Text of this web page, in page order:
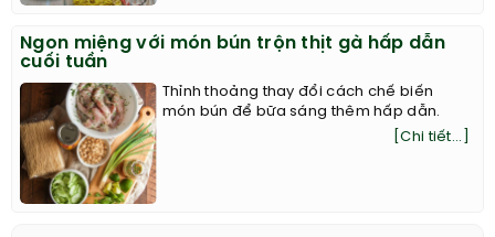
Ngon miệng với món bún trộn thịt gà hấp dẫn
cuối tuần
Thỉnh thoảng thay đổi cách chế biến
món bún để bữa sáng thêm hấp dẫn.
[Chi tiết...]